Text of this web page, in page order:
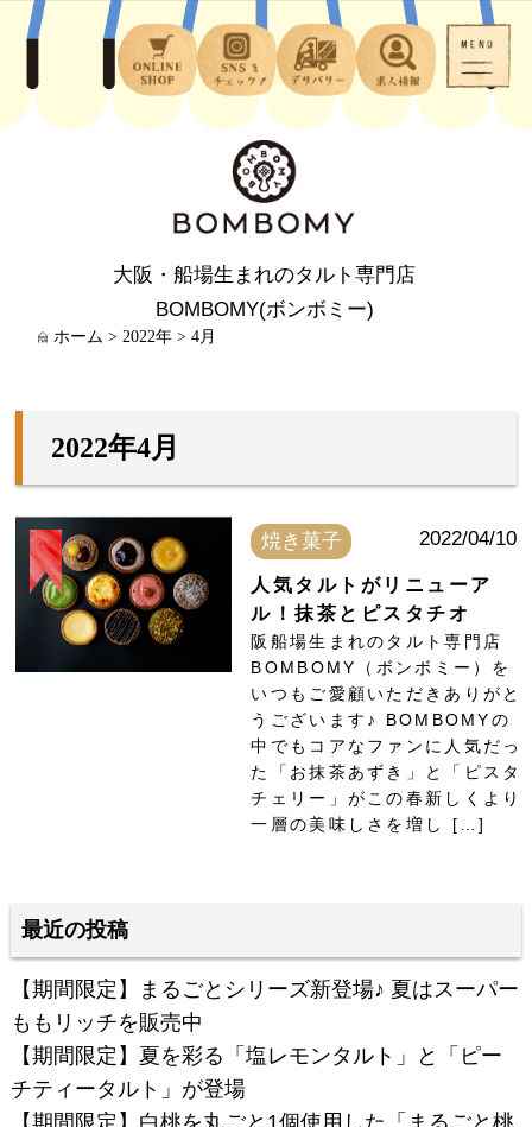
大阪・船場生まれのタルト専門店
BOMBOMY(ボンボミー)
ホーム > 2022年> 4月
2022年4月
焼き菓子 2022/04/10
人気タルトがリニューア
ル！抹茶とピスタチオ
阪船場生まれのタルト専門店
BOMBOMY（ボンボミー）を
いつもご愛顧いただきありがと
うございます♪ BOMBOMYの
中でもコアなファンに人気だっ
た「お抹茶あずき」と「ピスタ
チェリー」がこの春新しくより
一層の美味しさを増し […]
最近の投稿
【期間限定】まるごとシリーズ新登場♪ 夏はスーパー
ももリッチを販売中
【期間限定】夏を彩る「塩レモンタルト」と「ピー
チティータルト」が登場
【期間限定】白桃を丸ごと1個使用した「まるごと桃